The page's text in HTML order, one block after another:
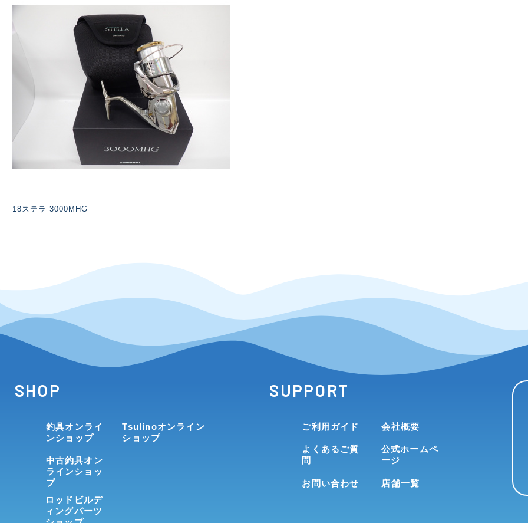
悪
18ステラ 3000MHG
SHOP
釣具オンライ
ンショップ
中古釣具オン
ラインショッ
プ
ロッドビルデ
ィングパーツ
Tsulinoオンライン
ショップ
SUPPORT
ご利用ガイド
よくあるご質
問
お問い合わせ
会社概要
公式ホームペ
ージ
店舗一覧